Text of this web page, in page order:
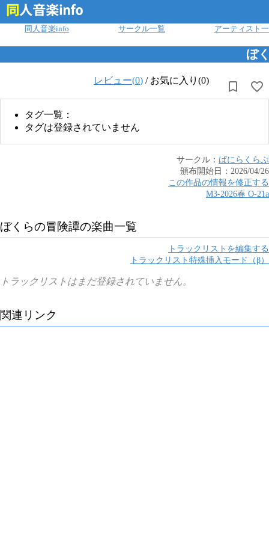
同人音楽info サークル一覧 アーティスト
ぼ
レビュー(0) / お気に入り(0)
タグ一覧：
タグは登録されていません
サークル： ばにらくらぶ
頒布開始日： 2026/04/26
この作品の情報を修正する
M3-2026春 O-21a
ぼくらの冒険譚の楽曲一覧
トラックリストを編集する
トラックリスト特殊挿入モード（β）
トラックリストはまだ登録されていません。
関連リンク